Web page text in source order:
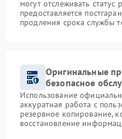
могут отслеживать
предоставляется
продления срока службы
Оригинальные
безопасное
Использование
аккуратная работа с
резервное копирование,
восстановление